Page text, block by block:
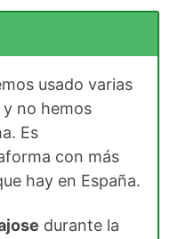
usado varias
no hemos
Es
con más
hay en España.
durante la